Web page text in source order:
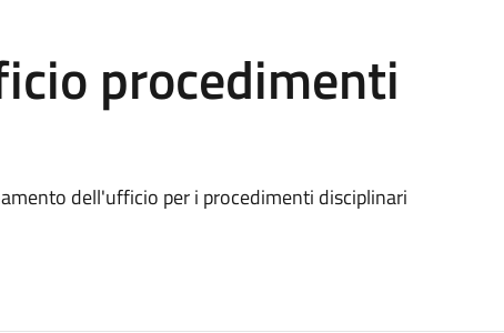
procedimenti
dell'ufficio per i procedimenti disciplinari